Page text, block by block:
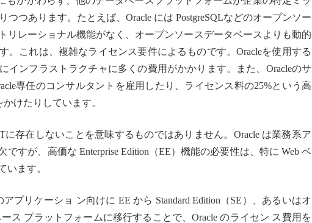
つつあります。たとえば、Oracle には PostgreSQLなどのオープンソー
リレーショナル機能がなく、オープンソースデータベースよりも動的
。これは、複雑なライセンス要件によるものです。Oracleを使用する
インフラストラクチャに多くの費用がかかります。また、Oracleのサ
専任のコンサルタントを雇用したり、ライセンス料の25%という高
けたりしています。
に存在しないことを意味するものではありません。Oracle は業務系ア
すが、高価な Enterprise Edition（EE）機能の必要性は、特に Web ベ
います。
プリケーショ ン向けに EE から Standard Edition（SE）、あるいはオ
ス プラットフォームに移行することで、Oracle のライセン ス費用を